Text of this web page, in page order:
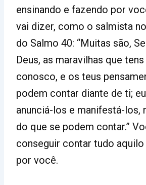
ensinando e fazendo por
vai dizer, como o salmista
do Salmo 40: “Muitas são,
Deus, as maravilhas que
conosco, e os teus
podem contar diante de ti;
anunciá-los e manifestá-los,
do que se podem contar.”
conseguir contar tudo aquilo
por você.